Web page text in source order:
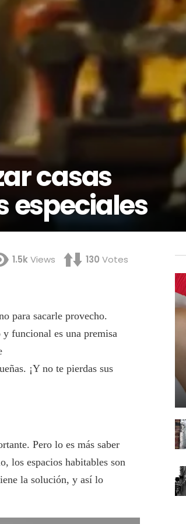
casas
especiales
1.5kViews 130 Votes
para sacarle provecho.
funcional es una premisa
¡Y no te pierdas sus
Pero lo es más saber
los espacios habitables son
la solución, y así lo